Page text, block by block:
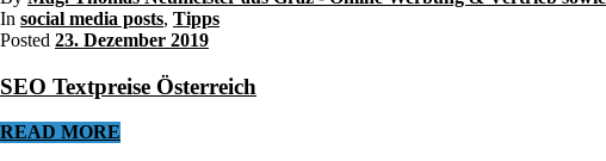
In social media posts, Tipps
Posted 23. Dezember 2019
SEO Textpreise Österreich
READ MORE